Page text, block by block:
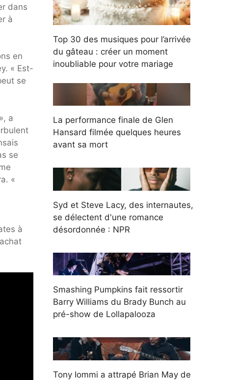
dans
à
en
« Est-
se
a
se
«
à
Top 30 des musiques pour l’arrivée
du gâteau : créer un moment
inoubliable pour votre mariage
La performance finale de Glen
Hansard filmée quelques heures
avant sa mort
Syd et Steve Lacy, des internautes,
se délectent d'une romance
désordonnée : NPR
Smashing Pumpkins fait ressortir
Barry Williams du Brady Bunch au
pré-show de Lollapalooza
Tony Iommi a attrapé Brian May de